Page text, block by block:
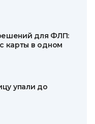
для ФЛП:
карты в одном
упали до